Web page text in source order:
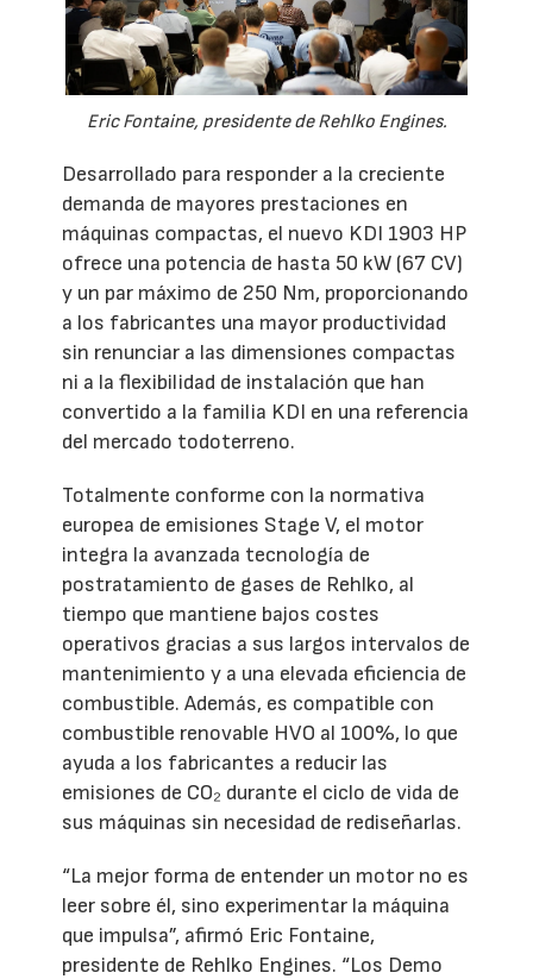
Eric Fontaine, presidente de Rehlko Engines.
Desarrollado para responder a la creciente
demanda de mayores prestaciones en
máquinas compactas, el nuevo KDI 1903 HP
ofrece una potencia de hasta 50 kW (67 CV)
y un par máximo de 250 Nm, proporcionando
a los fabricantes una mayor productividad
sin renunciar a las dimensiones compactas
ni a la flexibilidad de instalación que han
convertido a la familia KDI en una referencia
del mercado todoterreno.
Totalmente conforme con la normativa
europea de emisiones Stage V, el motor
integra la avanzada tecnología de
postratamiento de gases de Rehlko, al
tiempo que mantiene bajos costes
operativos gracias a sus largos intervalos de
mantenimiento y a una elevada eficiencia de
combustible. Además, es compatible con
combustible renovable HVO al 100%, lo que
ayuda a los fabricantes a reducir las
emisiones de CO₂ durante el ciclo de vida de
sus máquinas sin necesidad de rediseñarlas.
“La mejor forma de entender un motor no es
leer sobre él, sino experimentar la máquina
que impulsa”, afirmó Eric Fontaine,
presidente de Rehlko Engines. “Los Demo